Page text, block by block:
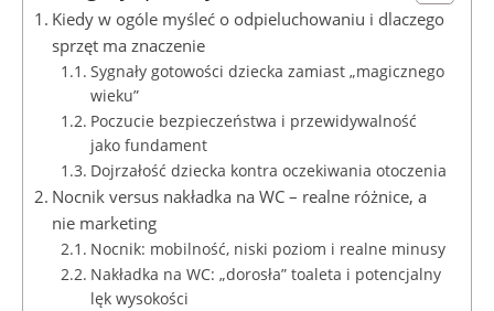
Kiedy w ogóle myśleć o odpieluchowaniu i dlaczego
sprzęt ma znaczenie
Sygnały gotowości dziecka zamiast „magicznego
wieku”
Poczucie bezpieczeństwa i przewidywalność
jako fundament
Dojrzałość dziecka kontra oczekiwania otoczenia
Nocnik versus nakładka na WC – realne różnice, a
nie marketing
Nocnik: mobilność, niski poziom i realne minusy
Nakładka na WC: „dorosła” toaleta i potencjalny
lęk wysokości